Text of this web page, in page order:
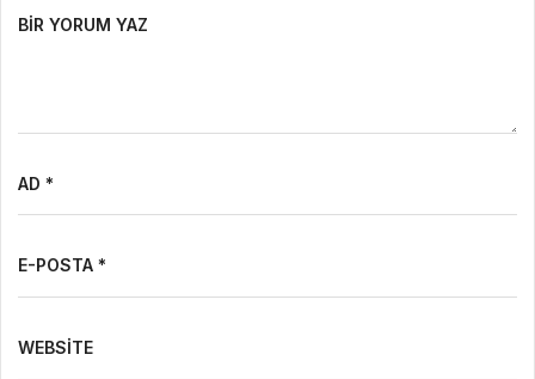
BIR YORUM YAZ
AD *
E-POSTA *
WEBSITE